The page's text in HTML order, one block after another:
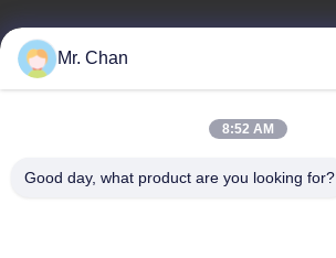
Η διεύθυνσή μας
Διεύθυνση εταιρείας
Διεύθυνση εργοστασίου
Mr. Chan
8:52 AM
Good day, what product are you looking for?